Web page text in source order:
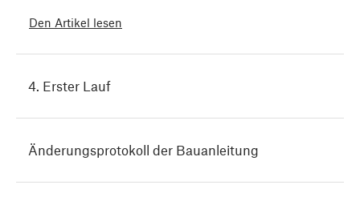
Den Artikel lesen
4. Erster Lauf
Änderungsprotokoll der Bauanleitung